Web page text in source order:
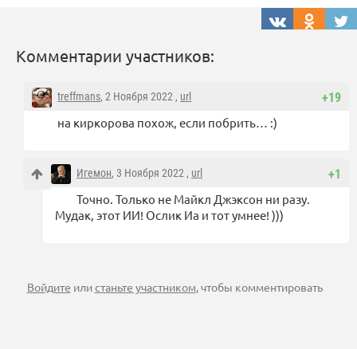
Комментарии участников:
+19
treffmans, 2 Ноября 2022 , url
на киркорова похож, если побрить… :)
+1
Игемон, 3 Ноября 2022 , url
Точно. Только не Майкл Джэксон ни разу.
Мудак, этот ИИ! Ослик Иа и тот умнее! )))
Войдите илистаньте участником , чтобы комментировать